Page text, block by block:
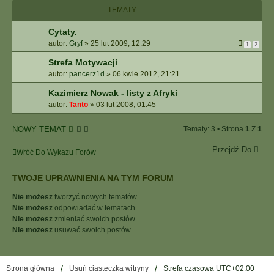
A
W
N
S
O
W
A
TEMATY
Cytaty.
autor: Gryf» 25 lut 2009, 12:29 1 2
Strefa Motywacji
autor: pancerz1d » 06 kwie 2012, 21:21
Kazimierz Nowak - listy z Afryki
autor: Tanto » 03 lut 2008, 01:45
NOWY TEMAT Tematy: 3 • Strona 1 Z 1
Wróć Do Wykazu Forów Przejdź Do
TWOJE UPRAWNIENIA NA TYM FORUM
Nie możesz tworzyć nowych tematów
Nie możesz odpowiadać w tematach
Nie możesz zmieniać swoich postów
Nie możesz usuwać swoich postów
Strona główna Usuń ciasteczka witryny Strefa czasowa UTC+02:00